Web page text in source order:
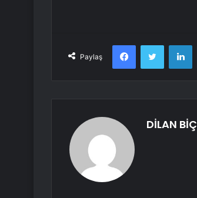
Paylaş
FacebookTwitter
DİLAN